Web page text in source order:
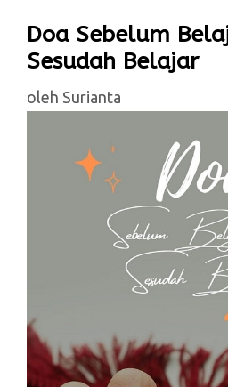
Doa Sebelum
Sesudah Belajar
oleh Surianta